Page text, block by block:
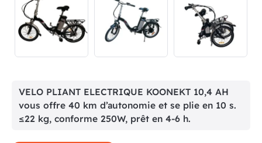
VELO PLIANT ELECTRIQUE KOONEKT 10,4 AH
vous offre 40 km d’autonomie et se plie en 10 s.
≤22 kg, conforme 250W, prêt en 4-6 h.